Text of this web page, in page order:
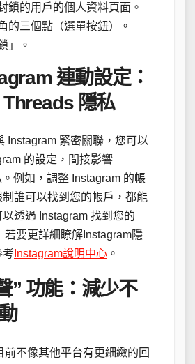
鎖的用戶的個人資料頁面。
的三個點（選單按鈕）。
」。
連動設定：
Threads 隱私
Instagram 緊密關聯，您可以
的設定，間接影響
例如，調整 Instagram 的帳
誰可以找到您的帳戶，都能
透過 Instagram 找到您的
若要更詳細瞭解Instagram隱
考 Instagram說明中心 。
” 功能：減少不
前不像其他平台有更細緻的回